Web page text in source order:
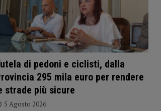
di pedoni e ciclisti, dalla
295 mila euro per rendere
strade più sicure
5 Agosto 2026